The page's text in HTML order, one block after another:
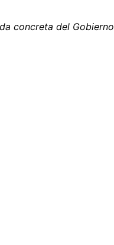
concreta del Gobierno